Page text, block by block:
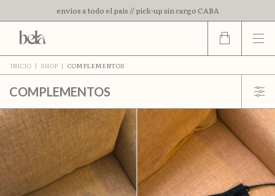
envíos a todo el país // pick-up sin cargo CABA
3 cuotas sin interes // 15% off con transferencia
INICIO | SHOP | COMPLEMENTOS
COMPLEMENTOS